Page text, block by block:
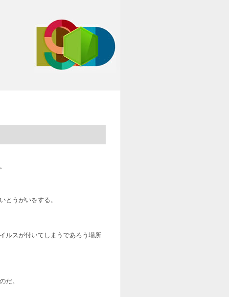
とうがいをする。
ルスが付いてしまうであろう場所
だ。